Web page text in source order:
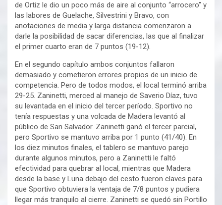
de Ortiz le dio un poco más de aire al conjunto “arrocero” y
las labores de Guelache, Silvestrini y Bravo, con
anotaciones de media y larga distancia comenzaron a
darle la posibilidad de sacar diferencias, las que al finalizar
el primer cuarto eran de 7 puntos (19-12).
En el segundo capítulo ambos conjuntos fallaron
demasiado y cometieron errores propios de un inicio de
competencia. Pero de todos modos, el local terminó arriba
29-25. Zaninetti, merced al manejo de Saverio Díaz, tuvo
su levantada en el inicio del tercer período. Sportivo no
tenía respuestas y una volcada de Madera levantó al
público de San Salvador. Zaninetti ganó el tercer parcial,
pero Sportivo se mantuvo arriba por 1 punto (41/40). En
los diez minutos finales, el tablero se mantuvo parejo
durante algunos minutos, pero a Zaninetti le faltó
efectividad para quebrar al local, mientras que Madera
desde la base y Luna debajo del cesto fueron claves para
que Sportivo obtuviera la ventaja de 7/8 puntos y pudiera
llegar más tranquilo al cierre. Zaninetti se quedó sin Portillo